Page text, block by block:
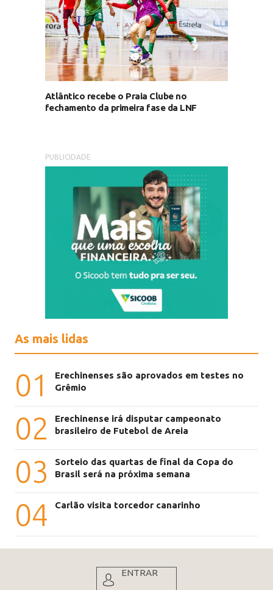
Atlântico recebe o Praia Clube no
fechamento da primeira fase da LNF
PUBLICIDADE
As mais lidas
01
Erechinenses são aprovados em testes no
Grêmio
02
Erechinense irá disputar campeonato
brasileiro de Futebol de Areia
03
Sorteio das quartas de final da Copa do
Brasil será na próxima semana
04 Carlão visita torcedor canarinho
ENTRAR